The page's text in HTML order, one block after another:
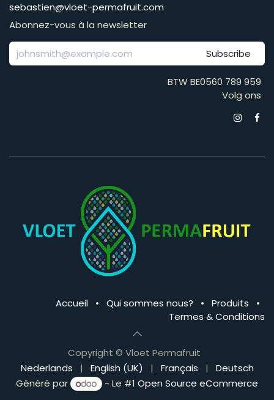
​​​​​​​​​​​​​​​​​​​​​​​​​​​​s​e​b​a​s​t​i​e​n​@​v​l​o​e​t​-​p​e​r​m​a​f​r​u​it​.​c​o​m
Abonnez-vous à la newsletter
Subscribe
BTW BE0560 789 959
Volg ons
Accueil • Qui sommes nous? • Produits
•
Termes & Conditions
Copyright © Vloet Permafruit
Nederlands
| English (UK) | Français |
Deutsch
Généré par
- Le #1 Open Source eCommerce